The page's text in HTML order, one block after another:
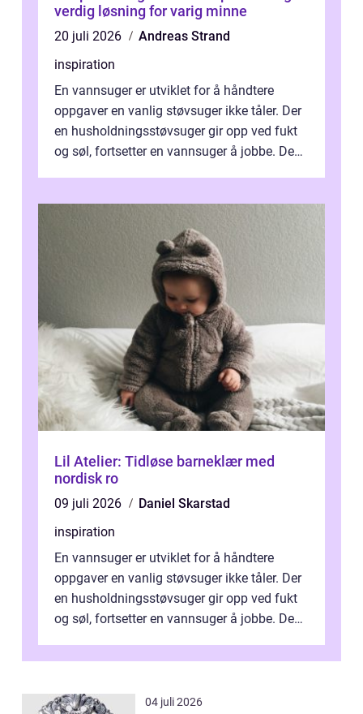
verdig løsning for varig minne
20 juli 2026
Andreas Strand
inspiration
En vannsuger er utviklet for å håndtere
oppgaver en vanlig støvsuger ikke tåler. Der
en husholdningsstøvsuger gir opp ved fukt
og søl, fortsetter en vannsuger å jobbe. Den
Lil Atelier: Tidløse barneklær med
nordisk ro
09 juli 2026
Daniel Skarstad
inspiration
En vannsuger er utviklet for å håndtere
oppgaver en vanlig støvsuger ikke tåler. Der
en husholdningsstøvsuger gir opp ved fukt
og søl, fortsetter en vannsuger å jobbe. Den
04 juli 2026